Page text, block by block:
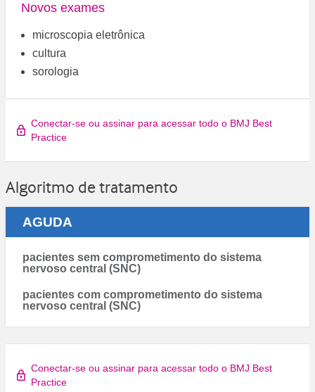
Novos exames
microscopia eletrônica
cultura
sorologia
Conectar-se ou assinar para acessar todo o BMJ Best
Practice
Algoritmo de tratamento
AGUDA
pacientes sem comprometimento do sistema
nervoso central (SNC)
pacientes com comprometimento do sistema
nervoso central (SNC)
Conectar-se ou assinar para acessar todo o BMJ Best
Practice